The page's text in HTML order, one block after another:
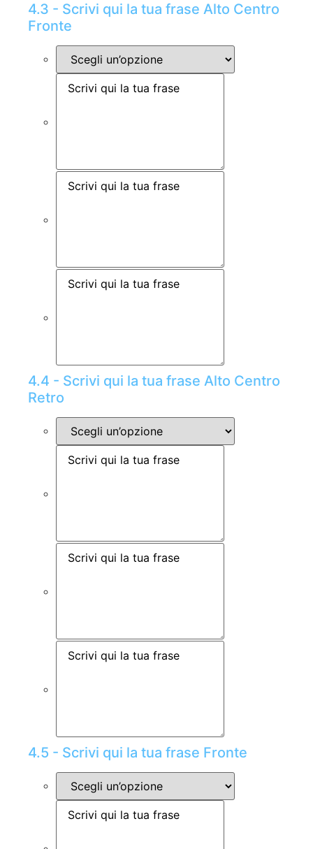
4.3 - Scrivi qui la tua frase Alto Centro
Fronte
4.4 - Scrivi qui la tua frase Alto Centro
Retro
4.5 - Scrivi qui la tua frase Fronte